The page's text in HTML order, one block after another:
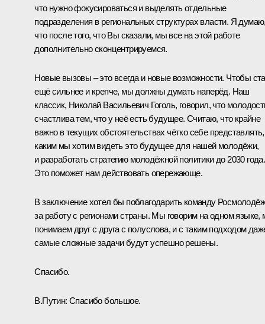
что нужно фокусироваться и выделять отдельные
подразделения в региональных структурах власти. Я
что после того, что Вы сказали, мы все на этой работе
дополнительно сконцентрируемся.
Новые вызовы – это всегда и новые возможности. Чтобы
ещё сильнее и крепче, мы должны думать наперёд. Наш
классик, Николай Васильевич Гоголь, говорил, что
счастлива тем, что у неё есть будущее. Считаю, что крайне
важно в текущих обстоятельствах чётко себе представлять,
каким мы хотим видеть это будущее для нашей молодёжи,
и разработать стратегию молодёжной политики до 2030 года.
Это поможет нам действовать опережающе.
В заключение хотел бы поблагодарить команду
за работу с регионами страны. Мы говорим на одном языке,
понимаем друг с друга с полуслова, и с таким подходом
самые сложные задачи будут успешно решены.
Спасибо.
В.Путин: Спасибо большое.